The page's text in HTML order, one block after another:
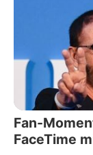
Fan-
FaceTime